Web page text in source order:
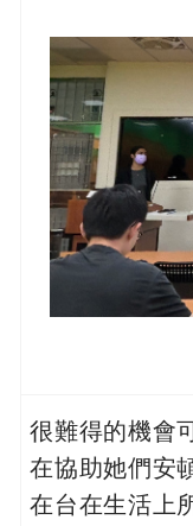
很難得的機會
在協助她們安
在台在生活上